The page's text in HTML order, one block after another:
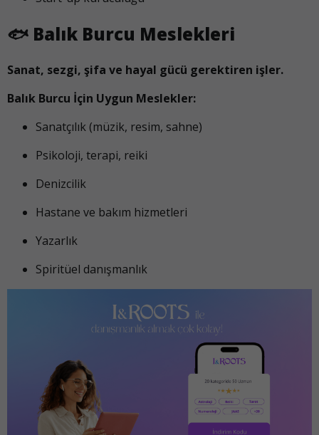
🐟 Balık Burcu Meslekleri
Sanat, sezgi, şifa ve hayal gücü gerektiren işler.
Balık Burcu İçin Uygun Meslekler:
Sanatçılık (müzik, resim, sahne)
Psikoloji, terapi, reiki
Denizcilik
Hastane ve bakım hizmetleri
Yazarlık
Spiritüel danışmanlık